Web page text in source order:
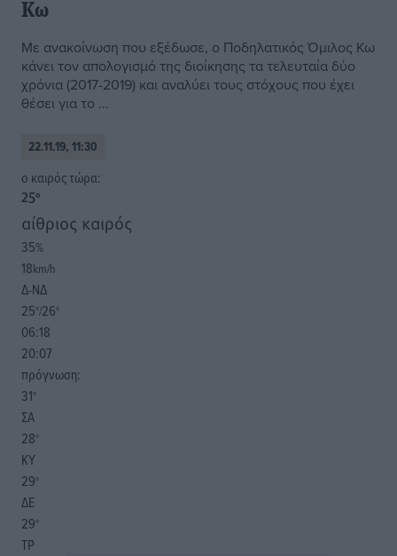
Κω
Με ανακοίνωση που εξέδωσε, ο Ποδηλατικός Όμιλος Κω
κάνει τον απολογισμό της διοίκησης τα τελευταία δύο
χρόνια (2017-2019) και αναλύει τους στόχους που έχει
θέσει για το ...
22.11.19, 11:30
o καιρός τώρα:
25°
αίθριος καιρός
35%
18km/h
Δ-ΝΔ
25°/26°
06:18
20:07
πρόγνωση:
31°
ΣΑ
28°
ΚΥ
29°
ΔΕ
29°
ΤΡ